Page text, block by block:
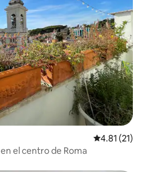
Calificación
4.81 (21)
Terraza en Ponte Milvio – en el centro de Roma